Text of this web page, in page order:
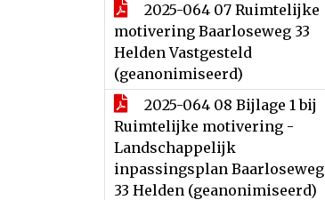
2025-064 07 Ruimtelijke
motivering Baarloseweg 33
Helden Vastgesteld
(geanonimiseerd)
2025-064 08 Bijlage 1 bij
Ruimtelijke motivering -
Landschappelijk
inpassingsplan Baarloseweg
33 Helden (geanonimiseerd)